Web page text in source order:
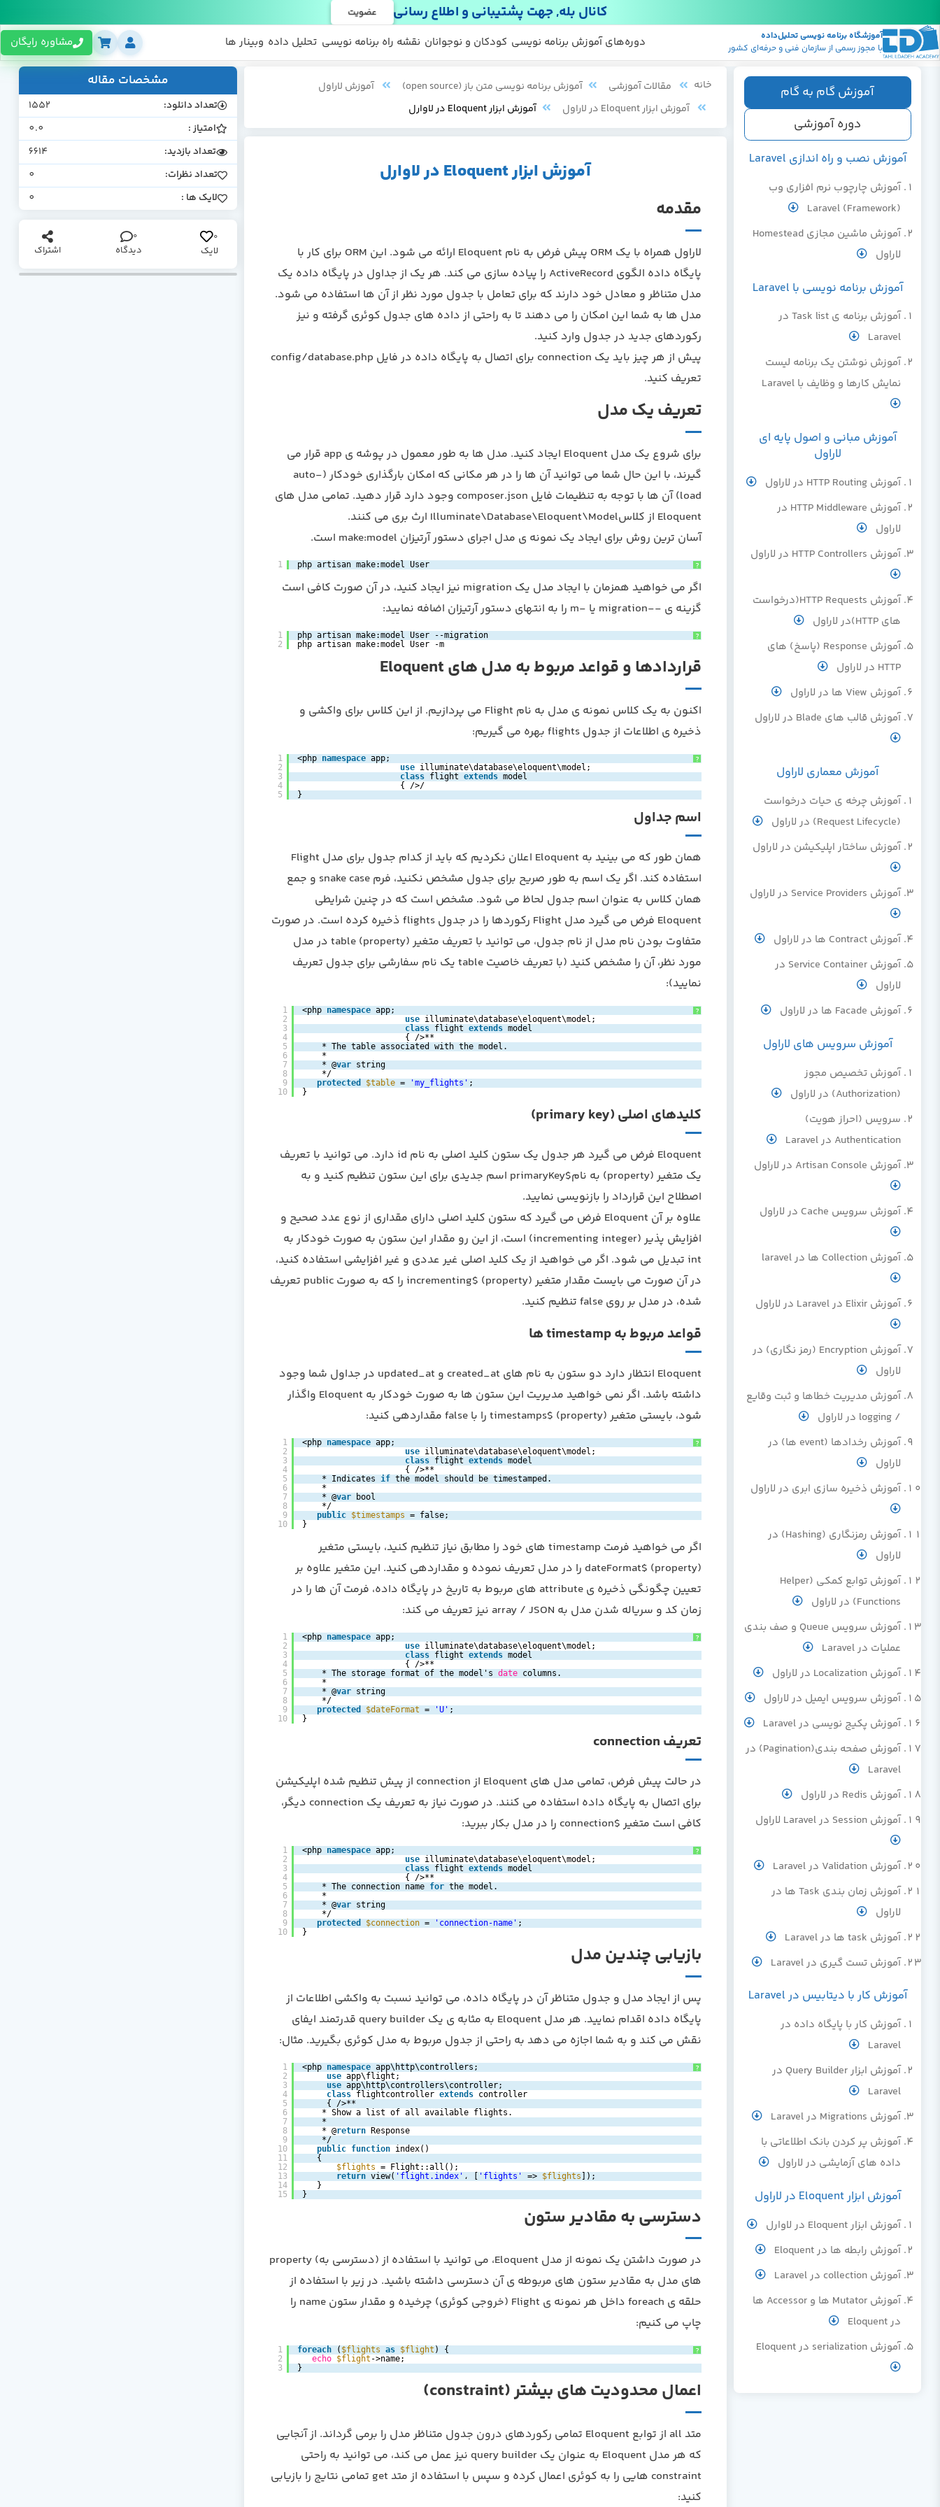
کانال بله, جهت پشتیبانی و اطلاع رسانی عضویت
آموزشگاه برنامه نویسی تحلیل‌داده
با مجوز رسمی از سازمان فنی و حرفه‌ای کشور
دوره‌های آموزش برنامه نویسی
پکیج ها
منابع رایگان کودکان و نوجوانان نقشه راه برنامه نویسی تحلیل داده وبینار ها مشاوره رایگان
مشخصات مقاله
تعداد دانلود:
1552
امتیاز :
0.0
تعداد بازدید:
6614
تعداد نظرات:
0
لایک ها :
0
0
لایک
0
دیدگاه اشتراک
آموزش گام به گام
دوره آموزشی
آموزش نصب و راه اندازی Laravel
آموزش چارچوب نرم افزاری وب
(Framework) Laravel
آموزش ماشین مجازی Homestead
لاراول
آموزش برنامه نویسی با Laravel
آموزش برنامه ی Task list در
Laravel
آموزش نوشتن یک برنامه لیست
نمایش کارها و وظایف با Laravel
آموزش مبانی و اصول پایه ای
لاراول
آموزش HTTP Routing در لاراول
آموزش HTTP Middleware در
لاراول
آموزش HTTP Controllers در لاراول
آموزش HTTP Requests(درخواست
های HTTP)در لاراول
آموزش Response (پاسخ) های
HTTP در لاراول
آموزش View ها در لاراول
آموزش قالب های Blade در لاراول
آموزش معماری لاراول
آموزش چرخه ی حیات درخواست
(Request Lifecycle) در لاراول
آموزش ساختار اپلیکیشن در لاراول
آموزش Service Providers در لاراول
آموزش Contract ها در لاراول
آموزش Service Container در
لاراول
آموزش Facade ها در لاراول
آموزش سرویس های لاراول
آموزش تخصیص مجوز
(Authorization) در لاراول
سرویس (احراز هویت)
Authentication در Laravel
آموزش Artisan Console در لاراول
آموزش سرویس Cache در لاراول
آموزش Collection ها در laravel
آموزش Elixir در Laravel در لاراول
آموزش Encryption (رمز نگاری) در
لاراول
آموزش مدیریت خطاها و ثبت وقایع
/ logging در لاراول
آموزش رخدادها (event ها) در
لاراول
آموزش ذخیره سازی ابری در لاراول
آموزش رمزنگاری (Hashing) در
لاراول
آموزش توابع کمکی (Helper
Functions) در لاراول
آموزش سرویس Queue و صف بندی
عملیات در Laravel
آموزش Localization در لاراول
آموزش سرویس ایمیل در لاراول
آموزش پکیج نویسی در Laravel
آموزش صفحه بندی(Pagination) در
Laravel
آموزش Redis در لاراول
آموزش Session در Laravel لاراول
آموزش Validation در Laravel
آموزش زمان بندی Task ها در
لاراول
آموزش task ها در Laravel
آموزش تست گیری در Laravel
آموزش کار با دیتابیس در Laravel
آموزش کار با پایگاه داده در
Laravel
آموزش ابزار Query Builder در
Laravel
آموزش Migrations در Laravel
آموزش پر کردن بانک اطلاعاتی با
داده های آزمایشی در لاراول
آموزش ابزار Eloquent در لاراول
آموزش ابزار Eloquent در لاوارل
آموزش رابطه ها در Eloquent
آموزش collection در Laravel
آموزش Mutator ها و Accessor ها
در Eloquent
آموزش serialization در Eloquent
خانه مقالات آموزشی آموزش برنامه نویسی متن باز (open source)
آموزش لاراول
آموزش ابزار Eloquent در لاراول
آموزش ابزار Eloquent در لاوارل
آموزش ابزار Eloquent در لاوارل
مقدمه
لاراول همراه با یک ORM پیش فرض به نام Eloquent ارائه می شود. این ORM برای کار با
پایگاه داده الگوی ActiveRecord را پیاده سازی می کند. هر یک از جداول در پایگاه داده یک
مدل متناظر و معادل خود دارند که برای تعامل با جدول مورد نظر از آن ها استفاده می شود.
مدل ها به شما این امکان را می دهند تا به راحتی از داده های جدول کوئری گرفته و نیز
رکوردهای جدید در جدول وارد کنید.
پیش از هر چیز باید یک connection برای اتصال به پایگاه داده در فایل config/database.php
تعریف کنید.
تعریف یک مدل
برای شروع یک مدل Eloquent ایجاد کنید. مدل ها به طور معمول در پوشه ی app قرار می
گیرند، با این حال شما می توانید آن ها را در هر مکانی که امکان بارگذاری خودکار (auto-
load) آن ها با توجه به تنظیمات فایل composer.json وجود دارد قرار دهید. تمامی مدل های
Eloquent از کلاسIlluminate\Database\Eloquent\Model ارث بری می کنند.
آسان ترین روش برای ایجاد یک نمونه ی مدل اجرای دستور آرتیزان make:model است.
?
1 php artisan make:model User
اگر می خواهید همزمان با ایجاد مدل یک migration نیز ایجاد کنید، در آن صورت کافی است
گزینه ی --migration یا -m را به انتهای دستور آرتیزان اضافه نمایید:
?
1
2
php artisan make:model User --migration
php artisan make:model User -m
قراردادها و قواعد مربوط به مدل های Eloquent
اکنون به یک کلاس نمونه ی مدل به نام Flight می پردازیم. از این کلاس برای واکشی و
ذخیره ی اطلاعات از جدول flights بهره می گیریم:
?
1
2
3
4
5
<php namespace app;
use illuminate\database\eloquent\model;
class flight extends model
{ />/
}
اسم جداول
همان طور که می بینید به Eloquent اعلان نکردیم که باید از کدام جدول برای مدل Flight
استفاده کند. اگر یک اسم به طور صریح برای جدول مشخص نکنید، فرم snake case و جمع
همان کلاس به عنوان اسم جدول لحاظ می شود. مشخص است که در چنین شرایطی
Eloquent فرض می گیرد مدل Flight رکوردها را در جدول flights ذخیره کرده است. در صورت
متفاوت بودن نام مدل از نام جدول، می توانید با تعریف متغیر (property) table در مدل
مورد نظر، آن را مشخص کنید (با تعریف خاصیت table یک نام سفارشی برای جدول تعریف
نمایید):
?
1
2
3
4
5
6
7
8
9
10
<php namespace app;
use illuminate\database\eloquent\model;
class flight extends model
{ />**
* The table associated with the model.
*
* @var string
*/
protected
$table = 'my_flights' ;
}
کلیدهای اصلی (primary key)
Eloquent فرض می گیرد هر جدول یک ستون کلید اصلی به نام id دارد. می توانید با تعریف
یک متغیر (property) به نام$primaryKey اسم جدیدی برای این ستون تنظیم کنید و به
اصطلاح این قرارداد را بازنویسی نمایید.
علاوه بر آن Eloquent فرض می گیرد که ستون کلید اصلی دارای مقداری از نوع عدد صحیح و
افزایش پذیر (incrementing integer) است، از این رو مقدار این ستون به صورت خودکار به
int تبدیل می شود. اگر می خواهید از یک کلید اصلی غیر عددی و غیر افزایشی استفاده کنید،
در آن صورت می بایست مقدار متغیر (property) $incrementing را که به صورت public تعریف
شده، در مدل بر روی false تنظیم کنید.
قواعد مربوط به timestamp ها
Eloquent انتظار دارد دو ستون به نام های created_at و updated_at در جداول شما وجود
داشته باشد. اگر نمی خواهید مدیریت این ستون ها به صورت خودکار به Eloquent واگذار
شود، بایستی متغیر (property) $timestamps را با false مقداردهی کنید:
?
1
2
3
4
5
6
7
8
9
10
<php namespace app;
use illuminate\database\eloquent\model;
class flight extends model
{ />**
* Indicates if the model should be timestamped.
*
* @var
bool
*/
public $timestamps = false;
}
اگر می خواهید فرمت timestamp های خود را مطابق نیاز تنظیم کنید، بایستی متغیر
(property) $dateFormat را در مدل تعریف نموده و مقداردهی کنید. این متغیر علاوه بر
تعیین چگونگی ذخیره ی attribute های مربوط به تاریخ در پایگاه داده، فرمت آن ها را در
زمان کد و سریاله شدن مدل به array / JSON نیز تعریف می کند:
?
1
2
3
4
5
6
7
8
9
10
<php namespace app;
use illuminate\database\eloquent\model;
class flight extends model
{ />**
* The storage format of the model's date columns.
*
* @var string
*/
protected
$dateFormat = 'U' ;
}
تعریف connection
در حالت پیش فرض، تمامی مدل های Eloquent از connection از پیش تنظیم شده اپلیکیشن
برای اتصال به پایگاه داده استفاده می کنند. در صورت نیاز به تعریف یک connection دیگر،
کافی است متغیر $connection را در مدل بکار ببرید:
?
1
2
3
4
5
6
7
8
9
10
<php namespace app;
use illuminate\database\eloquent\model;
class flight extends model
{ />**
* The connection name for the model.
*
* @var string
*/
protected
$connection = 'connection-name' ;
}
بازیابی چندین مدل
پس از ایجاد مدل و جدول متناظر آن در پایگاه داده، می توانید نسبت به واکشی اطلاعات از
پایگاه داده اقدام نمایید. هر مدل Eloquent به مثابه ی یک query builder قدرتمند ایفای
نقش می کند و به شما اجازه می دهد به راحتی از جدول مربوط به مدل کوئری بگیرید. مثال:
?
1
2
3
4
5
6
7
8
9
10
11
12
13
14
15
<php namespace app\http\controllers;
use app\flight;
use app\http\controllers\controller;
class flightcontroller extends controller
{ />**
* Show a list of all available flights.
*
* @return Response
*/
public function index()
{
$flights = Flight::all();
return view( 'flight.index' ، [ 'flights' => $flights ]);
}
}
دسترسی به مقادیر ستون
در صورت داشتن یک نمونه از مدل Eloquent، می توانید با استفاده از (دسترسی به) property
های مدل به مقادیر ستون های مربوطه ی آن دسترسی داشته باشید. در زیر با استفاده از
حلقه ی foreach داخل هر نمونه ی Flight (خروجی کوئری) چرخیده و مقدار ستون name را
چاپ می کنیم:
?
1
2
3
foreach ( $flights as $flight ) {
echo $flight ->name;
}
اعمال محدودیت های بیشتر (constraint)
متد all از توابع Eloquent تمامی رکوردهای درون جدول متناظر مدل را برمی گرداند. از آنجایی
که هر مدل Eloquent به عنوان یک query builder نیز عمل می کند، می توانید به راحتی
constraint هایی را به کوئری اعمال کرده و سپس با استفاده از متد get تمامی نتایج را بازیابی
کنید: